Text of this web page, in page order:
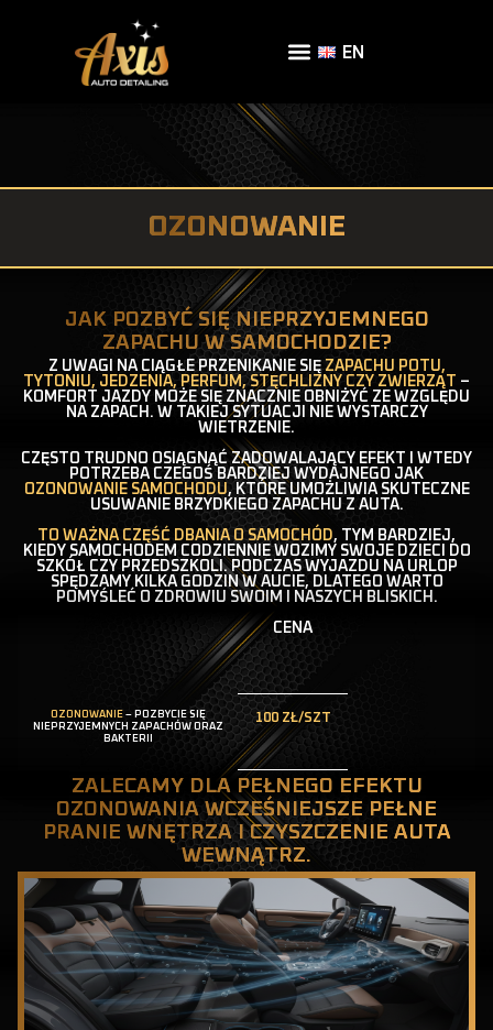
EN
OZONOWANIE
JAK POZBYĆ SIĘ NIEPRZYJEMNEGO
ZAPACHU W SAMOCHODZIE?
Z UWAGI NA CIĄGŁE PRZENIKANIE SIĘ ZAPACHU POTU,
TYTONIU, JEDZENIA, PERFUM, STĘCHLIZNY CZY ZWIERZĄT
–
KOMFORT JAZDY MOŻE SIĘ ZNACZNIE OBNIŻYĆ ZE WZGLĘDU
NA ZAPACH. W TAKIEJ SYTUACJI NIE WYSTARCZY
WIETRZENIE.
CZĘSTO TRUDNO OSIĄGNĄĆ ZADOWALAJĄCY EFEKT I WTEDY
POTRZEBA CZEGOŚ BARDZIEJ WYDAJNEGO JAK
OZONOWANIE SAMOCHODU, KTÓRE UMOŻLIWIA SKUTECZNE
USUWANIE BRZYDKIEGO ZAPACHU Z AUTA.
TO WAŻNA CZĘŚĆ DBANIA O SAMOCHÓD, TYM BARDZIEJ,
KIEDY SAMOCHODEM CODZIENNIE WOZIMY SWOJE DZIECI DO
SZKÓŁ CZY PRZEDSZKOLI. PODCZAS WYJAZDU NA URLOP
SPĘDZAMY KILKA GODZIN W AUCIE, DLATEGO WARTO
POMYŚLEĆ O ZDROWIU SWOIM I NASZYCH BLISKICH.
OZONOWANIE– POZBYCIE SIĘ
NIEPRZYJEMNYCH ZAPACHÓW ORAZ
BAKTERII
CENA
100 ZŁ/SZT
ZALECAMY DLA PEŁNEGO EFEKTU
OZONOWANIA WCZEŚNIEJSZE PEŁNE
PRANIE WNĘTRZA I CZYSZCZENIE AUTA
WEWNĄTRZ.